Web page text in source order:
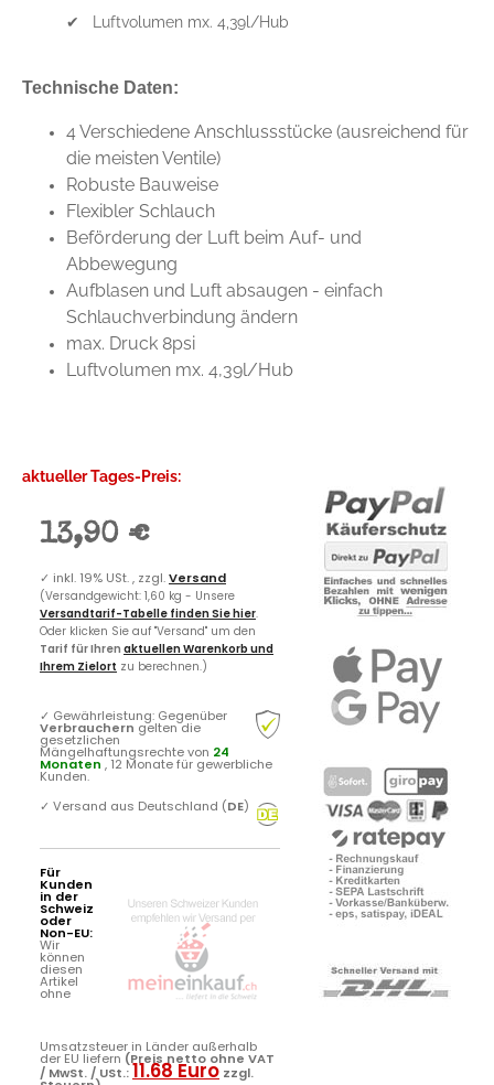
✔ Luftvolumen mx. 4,39l/Hub
Technische Daten:
4 Verschiedene Anschlussstücke (ausreichend für
die meisten Ventile)
Robuste Bauweise
Flexibler Schlauch
Beförderung der Luft beim Auf- und
Abbewegung
Aufblasen und Luft absaugen - einfach
Schlauchverbindung ändern
max. Druck 8psi
Luftvolumen mx. 4,39l/Hub
aktueller Tages-Preis:
13,90 €
✓ inkl. 19% USt. , zzgl.Versand
(Versandgewicht: 1,60 kg - Unsere
Versandtarif-Tabelle finden Sie hier.
Oder klicken Sie auf "Versand" um den
Tarif für Ihren aktuellen Warenkorb und
Ihrem Zielort zu berechnen.)
✓ Gewährleistung: Gegenüber
Verbrauchern gelten die
gesetzlichen
Mängelhaftungsrechte von 24
Monaten , 12 Monate für gewerbliche
Kunden.
✓ Versand aus Deutschland (DE)
Für
Kunden
in der
Schweiz
oder
Non-EU:
Wir
können
diesen
Artikel
ohne
Umsatzsteuer in Länder außerhalb
der EU liefern (Preis netto ohne VAT
/ MwSt. / USt.:11.68 Euro zzgl.